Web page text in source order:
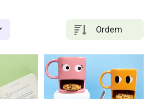
Ordem